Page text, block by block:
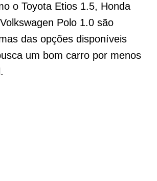
o Toyota Etios 1.5, Honda
Polo 1.0 são
das opções disponíveis
um bom carro por menos